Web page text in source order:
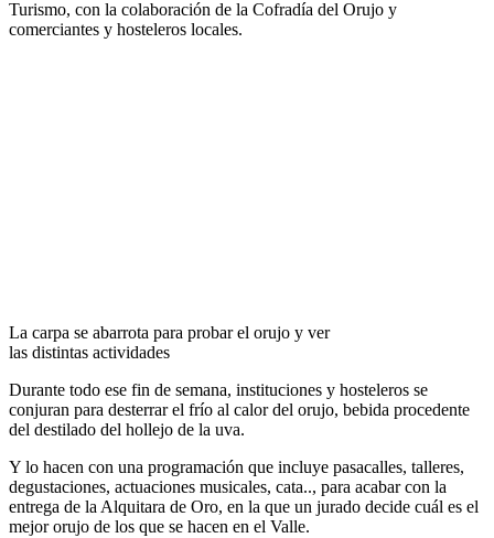
Turismo, con la colaboración de la Cofradía del Orujo y
comerciantes y hosteleros locales.
La carpa se abarrota para probar el orujo y ver
las distintas actividades
Durante todo ese fin de semana, instituciones y hosteleros se
conjuran para desterrar el frío al calor del orujo, bebida procedente
del destilado del hollejo de la uva.
Y lo hacen con una programación que incluye pasacalles, talleres,
degustaciones, actuaciones musicales, cata.., para acabar con la
entrega de la Alquitara de Oro, en la que un jurado decide cuál es el
mejor orujo de los que se hacen en el Valle.